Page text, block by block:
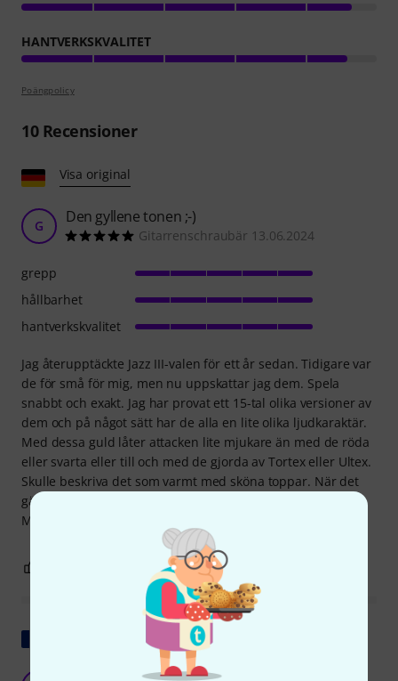
HANTVERKSKVALITET
Poängpolicy
10Recensioner
Visa original
G Den gyllene tonen ;-)
Gitarrenschraubär 13.06.2024
Jag återupptäckte Jazz III-valen för ett år sedan. Tidigare var
de för små för mig, men nu uppskattar jag dem. Spela
snabbt och exakt. Jag har provat ett 15-tal olika versioner av
dem och på något sätt har de alla en lite olika ljudkaraktär.
Med dessa guld låter attacken lite mjukare än med de röda
eller svarta eller till och med de gjorda av Tortex eller Ultex.
Skulle beskriva det som varmt med sköna toppar. När det
gäller grepp passar dessa plockar mina fingrar bättre än
Max-Gripp eller Tortex. Av alla Jazz III, en av mina favoriter.
grepp
hållbarhet
hantverkskvalitet
ANMÄL RECENSION